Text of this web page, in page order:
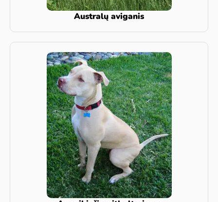
Australų aviganis